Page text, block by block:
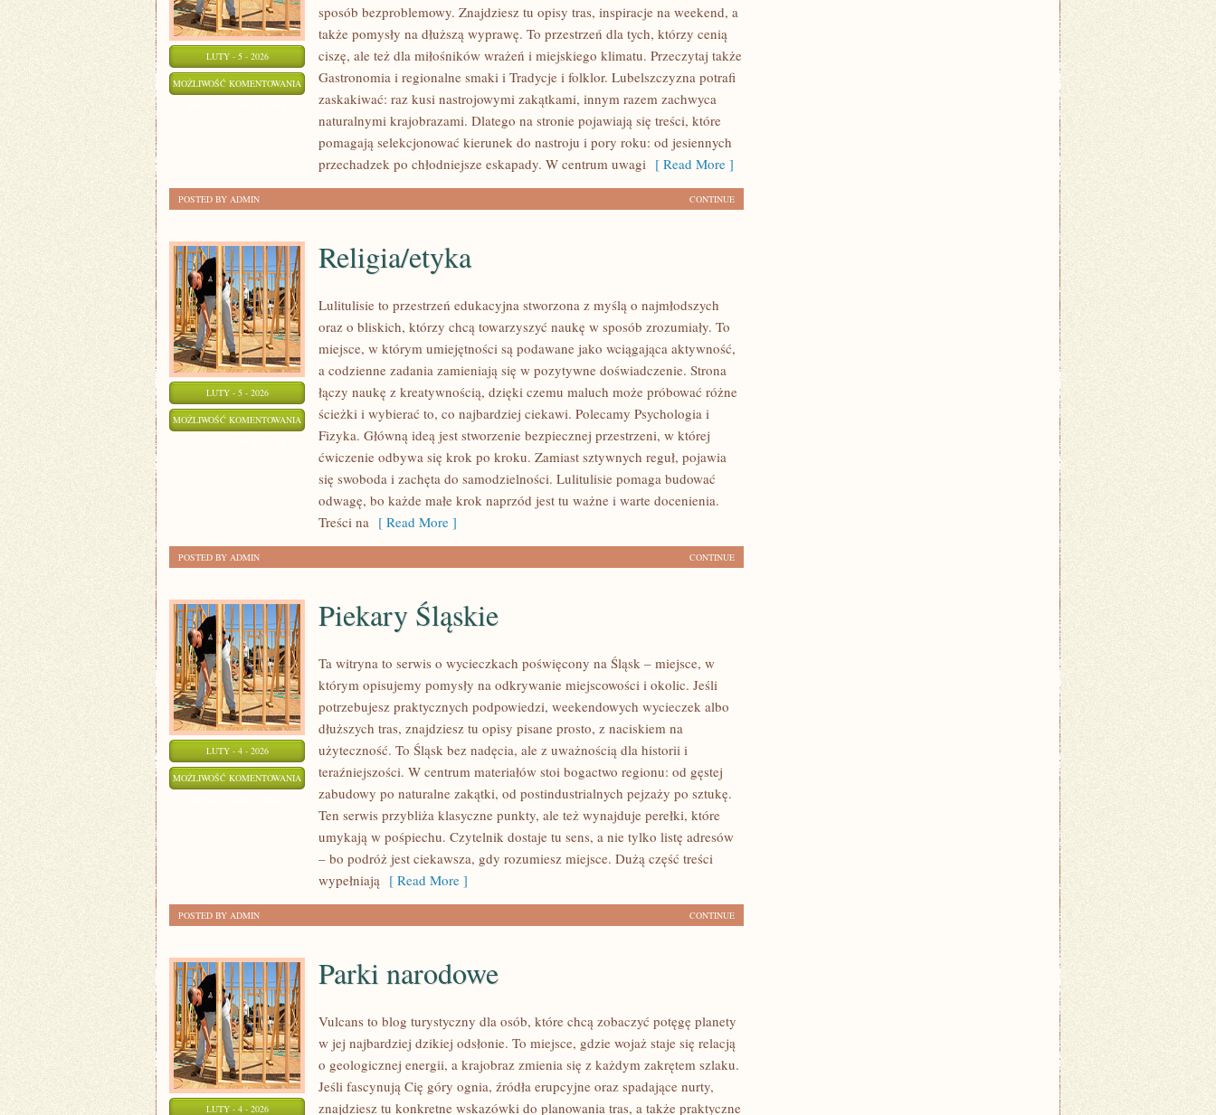
LUTY - 5 - 2026
MOŻLIWOŚĆ KOMENTOWANIA ROLNICTWO
EKOLOGIA
sposób bezproblemowy. Znajdziesz tu opisy tras, inspiracje na weekend, a
także pomysły na dłuższą wyprawę. To przestrzeń dla tych, którzy cenią
ciszę, ale też dla miłośników wrażeń i miejskiego klimatu. Przeczytaj także
Gastronomia i regionalne smaki i Tradycje i folklor. Lubelszczyzna potrafi
zaskakiwać: raz kusi nastrojowymi zakątkami, innym razem zachwyca
naturalnymi krajobrazami. Dlatego na stronie pojawiają się treści, które
pomagają selekcjonować kierunek do nastroju i pory roku: od jesiennych
przechadzek po chłodniejsze eskapady. W centrum uwagi [ Read More ]
CONTINUE
POSTED BY ADMIN
LUTY - 5 - 2026
MOŻLIWOŚĆ KOMENTOWANIA RELIGIA/ETYKA
Religia/etyka
Lulitulisie to przestrzeń edukacyjna stworzona z myślą o najmłodszych
oraz o bliskich, którzy chcą towarzyszyć naukę w sposób zrozumiały. To
miejsce, w którym umiejętności są podawane jako wciągająca aktywność,
a codzienne zadania zamieniają się w pozytywne doświadczenie. Strona
łączy naukę z kreatywnością, dzięki czemu maluch może próbować różne
ścieżki i wybierać to, co najbardziej ciekawi. Polecamy Psychologia i
Fizyka. Główną ideą jest stworzenie bezpiecznej przestrzeni, w której
ćwiczenie odbywa się krok po kroku. Zamiast sztywnych reguł, pojawia
się swoboda i zachęta do samodzielności. Lulitulisie pomaga budować
odwagę, bo każde małe krok naprzód jest tu ważne i warte docenienia.
Treści na [ Read More ]
CONTINUE
POSTED BY ADMIN
LUTY - 4 - 2026
MOŻLIWOŚĆ KOMENTOWANIA PIEKARY
ŚLĄSKIE
Piekary Śląskie
Ta witryna to serwis o wycieczkach poświęcony na Śląsk – miejsce, w
którym opisujemy pomysły na odkrywanie miejscowości i okolic. Jeśli
potrzebujesz praktycznych podpowiedzi, weekendowych wycieczek albo
dłuższych tras, znajdziesz tu opisy pisane prosto, z naciskiem na
użyteczność. To Śląsk bez nadęcia, ale z uważnością dla historii i
teraźniejszości. W centrum materiałów stoi bogactwo regionu: od gęstej
zabudowy po naturalne zakątki, od postindustrialnych pejzaży po sztukę.
Ten serwis przybliża klasyczne punkty, ale też wynajduje perełki, które
umykają w pośpiechu. Czytelnik dostaje tu sens, a nie tylko listę adresów
– bo podróż jest ciekawsza, gdy rozumiesz miejsce. Dużą część treści
wypełniają [ Read More ]
CONTINUE
POSTED BY ADMIN
LUTY - 4 - 2026
Parki narodowe
Vulcans to blog turystyczny dla osób, które chcą zobaczyć potęgę planety
w jej najbardziej dzikiej odsłonie. To miejsce, gdzie wojaż staje się relacją
o geologicznej energii, a krajobraz zmienia się z każdym zakrętem szlaku.
Jeśli fascynują Cię góry ognia, źródła erupcyjne oraz spadające nurty,
znajdziesz tu konkretne wskazówki do planowania tras, a także praktyczne